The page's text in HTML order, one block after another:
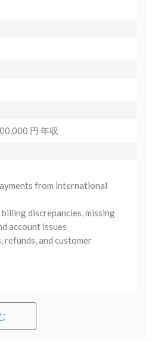
円 年収
from international
discrepancies, missing
account issues
and customer